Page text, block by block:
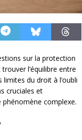
sur la protection
l’équilibre entre
du droit à l’oubli
cruciales et
complexe.